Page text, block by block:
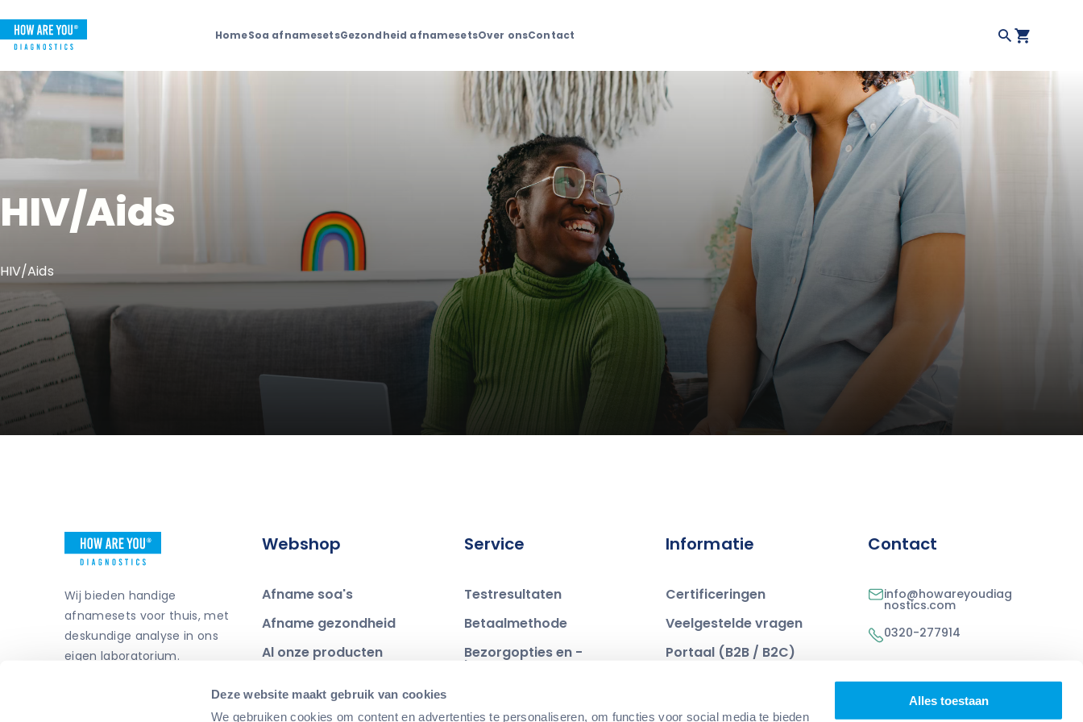
Deze website maakt gebruik van cookies
We gebruiken cookies om content en advertenties te personaliseren, om functies voor social media te bieden
Alles toestaan
HomeSoa afnamesetsGezondheid afnamesetsOver onsContact
HIV/Aids
HIV/Aids
Wij bieden handige
afnamesets voor thuis, met
deskundige analyse in ons
eigen laboratorium.
Webshop
Afname soa's
Afname gezondheid
Al onze producten
Soa-wijzer
Service
Testresultaten
Betaalmethode
Bezorgopties en -
kosten
Informatie
Certificeringen
Veelgestelde vragen
Portaal (B2B / B2C)
Over ons
Contact
info@howareyoudiag
nostics.com
0320-277914
DK Lelystad